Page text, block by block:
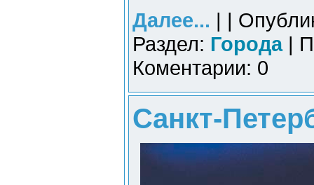
Далее... | |
Раздел: Города|
Коментарии: 0
Санкт-